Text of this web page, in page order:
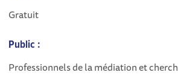
Gratuit
Public :
Professionnels de la médiation et